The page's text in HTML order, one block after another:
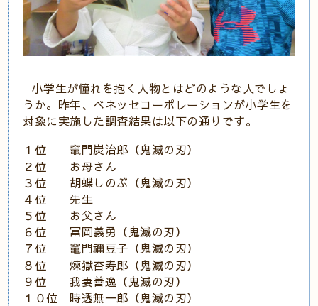
小学生が憧れを抱く人物とはどのような人でしょ
うか。昨年、ベネッセコーポレーションが小学生を
対象に実施した調査結果は以下の通りです。
１位 竈門炭治郎（鬼滅の刃）
２位 お母さん
３位 胡蝶しのぶ（鬼滅の刃）
４位 先生
５位 お父さん
６位 冨岡義勇（鬼滅の刃）
７位 竈門禰豆子（鬼滅の刃）
８位 煉獄杏寿郎（鬼滅の刃）
９位 我妻善逸（鬼滅の刃）
１０位 時透無一郎（鬼滅の刃）